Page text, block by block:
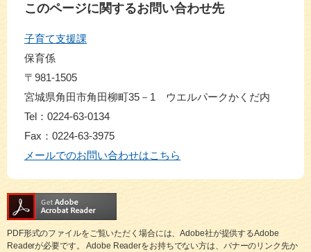
このページに関するお問い合わせ先
子育て支援課
保育係
〒981-1505
宮城県角田市角田柳町35－1 ウエルパークかくだ内
Tel：0224-63-0134
Fax：0224-63-3975
メールでのお問い合わせはこちら
PDF形式のファイルをご覧いただく場合には、Adobe社が提供するAdobe
Readerが必要です。
Adobe Readerをお持ちでない方は、バナーのリンク先か